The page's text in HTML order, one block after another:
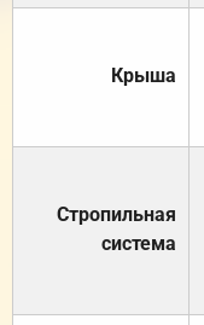
Крыша
Стропильная
система